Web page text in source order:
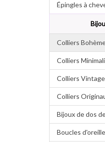
Épingles à
Colliers
Colliers
Colliers Vintage
Colliers
Bijoux de dos
Boucles